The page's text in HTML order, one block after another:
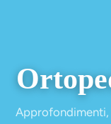
Approfondimenti,